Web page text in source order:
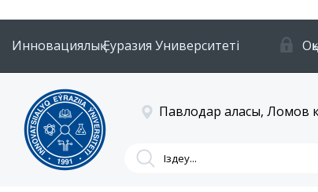
Инновациялық Еуразия Университеті
Павлодар қаласы, Ломов